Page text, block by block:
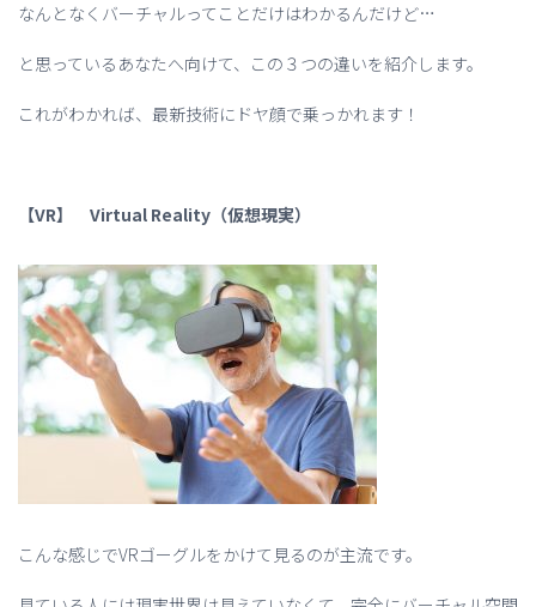
なんとなくバーチャルってことだけはわかるんだけど…
と思っているあなたへ向けて、この３つの違いを紹介します。
これがわかれば、最新技術にドヤ顔で乗っかれます！
【VR】 Virtual Reality（仮想現実）
こんな感じでVRゴーグルをかけて見るのが主流です。